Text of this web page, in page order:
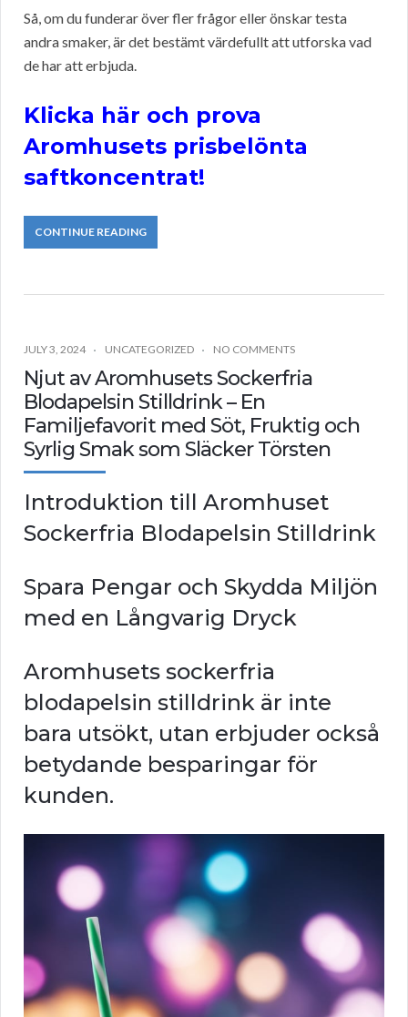
Så, om du funderar över fler frågor eller önskar testa
andra smaker, är det bestämt värdefullt att utforska vad
de har att erbjuda.
Klicka här och prova
Aromhusets prisbelönta
saftkoncentrat!
CONTINUE READING
JULY 3, 2024 UNCATEGORIZED NO COMMENTS
Njut av Aromhusets Sockerfria
Blodapelsin Stilldrink – En
Familjefavorit med Söt, Fruktig och
Syrlig Smak som Släcker Törsten
Introduktion till Aromhuset
Sockerfria Blodapelsin Stilldrink
Spara Pengar och Skydda Miljön
med en Långvarig Dryck
Aromhusets sockerfria
blodapelsin stilldrink är inte
bara utsökt, utan erbjuder också
betydande besparingar för
kunden.